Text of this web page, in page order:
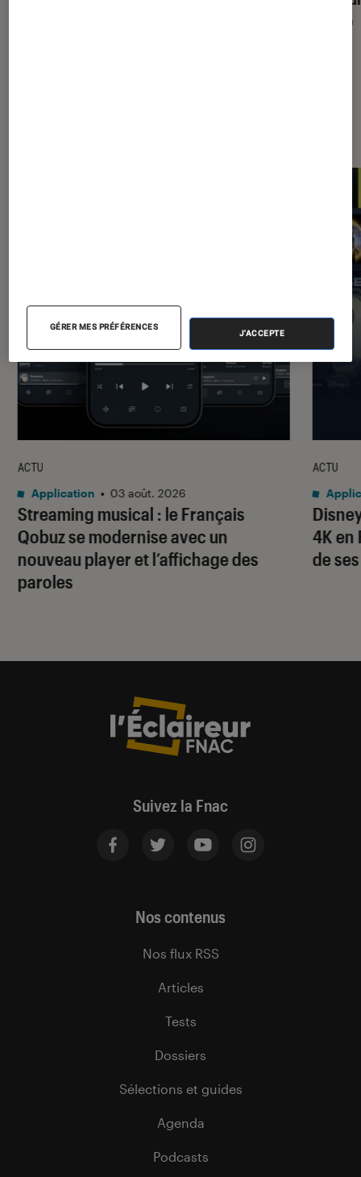
audio
Streaming musical : le Français
Qobuz se modernise avec un
nouveau player et l’affichage des
paroles
ACTU
Application • 03 août. 2026
4K en
de
ACTU
Suivez la Fnac
Nos contenus
Nos flux RSS
Articles
Tests
Dossiers
Sélections et guides
Agenda
Podcasts
GÉRER MES PRÉFÉRENCES
J'ACCEPTE